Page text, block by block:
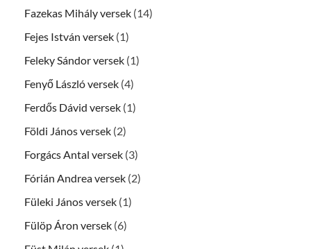
Fazekas Mihály versek (14)
Fejes István versek (1)
Feleky Sándor versek (1)
Fenyő László versek (4)
Ferdős Dávid versek (1)
Földi János versek (2)
Forgács Antal versek (3)
Fórián Andrea versek (2)
Füleki János versek (1)
Fülöp Áron versek (6)